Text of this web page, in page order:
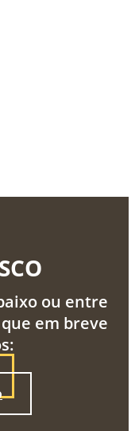
ou entre
em breve